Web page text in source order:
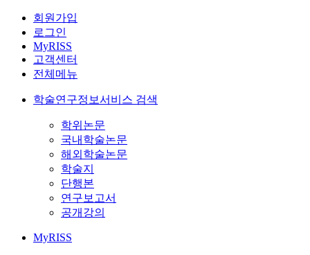
회원가입
로그인
MyRISS
고객센터
전체메뉴
학술연구정보서비스 검색
학위논문
국내학술논문
해외학술논문
학술지
단행본
연구보고서
공개강의
MyRISS